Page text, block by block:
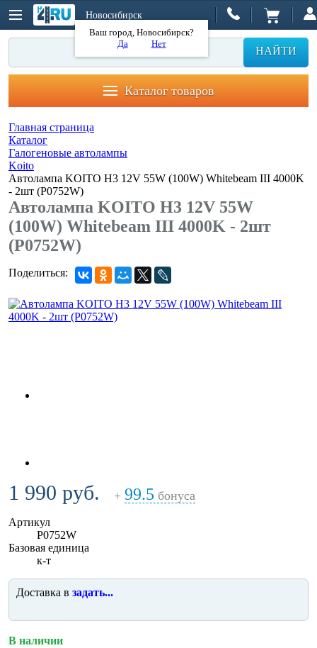
Новосибирск
Ваш город, Новосибирск?
Да
Нет
НАЙТИ
Каталог товаров
Главная страница
Каталог
Галогеновые автолампы
Koito
Автолампа KOITO H3 12V 55W (100W) Whitebeam III 4000K
- 2шт (P0752W)
Автолампа KOITO H3 12V 55W
(100W) Whitebeam III 4000K - 2шт
(P0752W)
Поделиться:
1 990 руб. + 99.5 бонуса
Артикул
P0752W
Базовая единица
к-т
Доставка в задать...
В наличии